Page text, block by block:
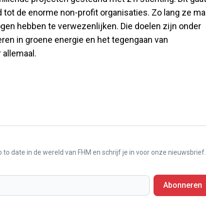
tot de enorme non-profit organisaties. Zo lang ze
hebben te verwezenlijken. Die doelen zijn onder
in groene energie en het tegengaan van
date in de wereld van FHM en schrijf je in voor onze nieuwsbrief.
Abonneren